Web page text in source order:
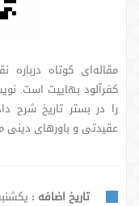
مقاله‌ای کوتاه
کفرآلود بهاییت است.
را در بستر تاریخ شرح
عقیدتی و باورهای دینی
تاریخ اضافه : یکشنبه, 17